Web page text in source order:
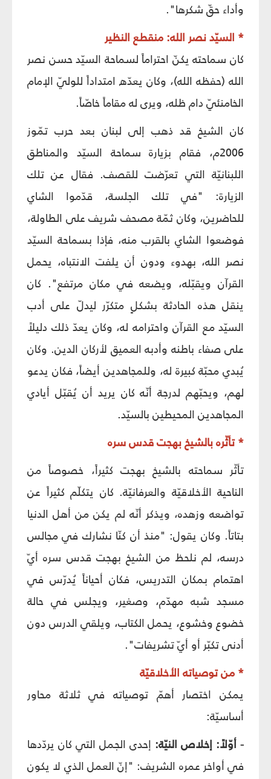
وأداء حقّ شكرها".
* السيّد نصر الله: منقطع النظير
كان سماحته يكنّ احتراماً لسماحة السيّد حسن نصر
الله (حفظه الله)، وكان يعدّه امتداداً للوليّ الإمام
الخامنئيّ دام ظله، ويرى له مقاماً خاصّاً.
كان الشيخ قد ذهب إلى لبنان بعد حرب تمّوز
2006م، فقام بزيارة سماحة السيّد والمناطق
اللبنانيّة التي تعرّضت للقصف. فقال عن تلك
الزيارة: "في تلك الجلسة، قدّموا الشاي
للحاضرين، وكان ثمّة مصحف شريف على الطاولة،
فوضعوا الشاي بالقرب منه، فإذا بسماحة السيّد
نصر الله، بهدوء ودون أن يلفت الانتباه، يحمل
القرآن ويقبّله، ويضعه في مكان مرتفع". كان
ينقل هذه الحادثة بشكلٍ متكرّر ليدلّ على أدب
السيّد مع القرآن واحترامه له، وكان يعدّ ذلك دليلاً
على صفاء باطنه وأدبه العميق لأركان الدين. وكان
يُبدي محبّة كبيرة له، وللمجاهدين أيضاً، فكان يدعو
لهم، ويحبّهم لدرجة أنّه كان يريد أن يُقبّل أيادي
المجاهدين المحيطين بالسيّد.
* تأثّره بالشيخ بهجت قدس سره
تأثّر سماحته بالشيخ بهجت كثيراً، خصوصاً من
الناحية الأخلاقيّة والعرفانيّة. كان يتكلّم كثيراً عن
تواضعه وزهده، ويذكر أنّه لم يكن من أهل الدنيا
بتاتاً. وكان يقول: "منذ أن كنّا نشارك في مجالس
درسه، لم نلحظ من الشيخ بهجت قدس سره أيّ
اهتمام بمكان التدريس، فكان أحياناً يُدرّس في
مسجد شبه مهدّم، وصغير، ويجلس في حالة
خضوع وخشوع، يحمل الكتاب، ويلقي الدرس دون
أدنى تكبّر أو أيّ تشريفات".
* من توصياته الأخلاقيّة
يمكن اختصار أهمّ توصياته في ثلاثة محاور
أساسيّة:
- أوّلاً: إخلاص النيّة: إحدى الجمل التي كان يردّدها
في أواخر عمره الشريف: "إنّ العمل الذي لا يكون